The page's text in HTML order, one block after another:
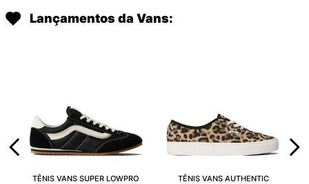
Lançamentos da Vans:
TÊNIS VANS SUPER LOWPRO
TÊNIS VANS AUTHENTIC